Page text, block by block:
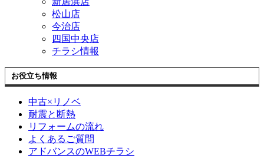
松山店
今治店
四国中央店
チラシ情報
お役立ち情報
中古×リノベ
耐震と断熱
リフォームの流れ
よくあるご質問
アドバンスのWEBチラシ